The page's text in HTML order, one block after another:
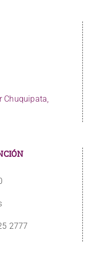
Chuquipata,
2777